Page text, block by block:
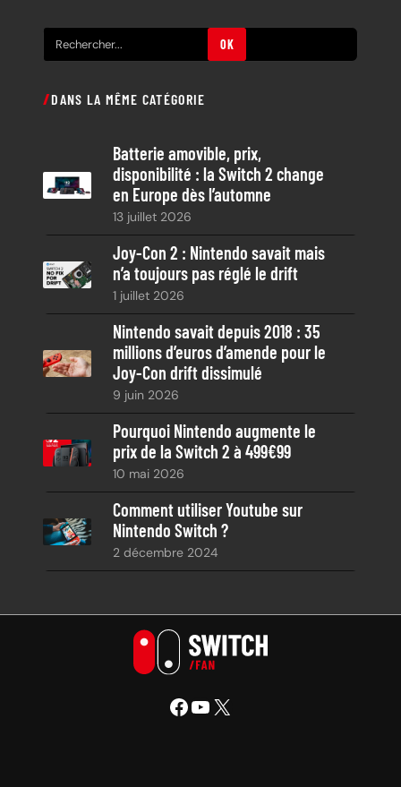
e
h
c
h
OK
DANS LA MÊME CATÉGORIE
Batterie amovible, prix,
disponibilité : la Switch 2 change
en Europe dès l’automne
13 juillet 2026
Joy-Con 2 : Nintendo savait mais
n’a toujours pas réglé le drift
1 juillet 2026
Nintendo savait depuis 2018 : 35
millions d’euros d’amende pour le
Joy-Con drift dissimulé
9 juin 2026
Pourquoi Nintendo augmente le
prix de la Switch 2 à 499€99
10 mai 2026
Comment utiliser Youtube sur
Nintendo Switch ?
2 décembre 2024
Facebook YouTube X